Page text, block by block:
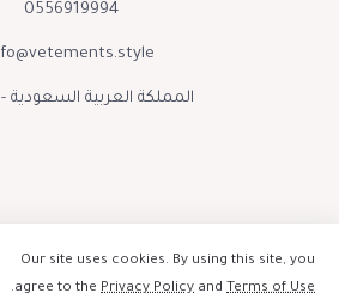
0556919994
المملكة العربية السعودية
Our site uses cookies. By using this site, you
agree to the Privacy Policy and Terms of Use
.